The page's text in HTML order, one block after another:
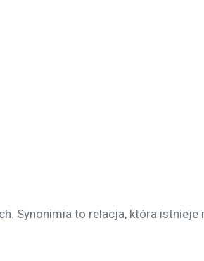
Synonimia to relacja, która istnieje